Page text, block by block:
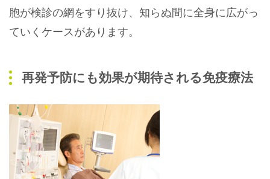
胞が検診の網をすり抜け、知らぬ間に全身に広がっ
ていくケースがあります。
再発予防にも効果が期待される免疫療法